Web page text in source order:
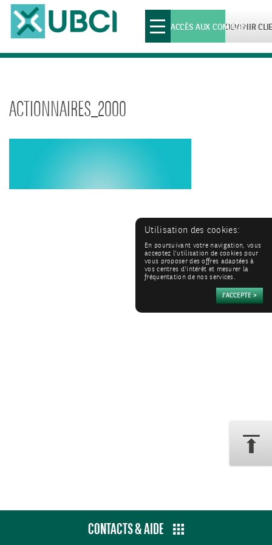
Toggle
navigationDEVENIR
ACCÈS AUX COMPTES
ACTIONNAIRES_2000
CONTACTS & AIDE
Utilisation des cookies:
En poursuivant votre navigation, vous
acceptez l'utilisation de cookies pour
vous proposer des offres adaptées à
vos centres d'intérêt et mesurer la
fréquentation de nos services.